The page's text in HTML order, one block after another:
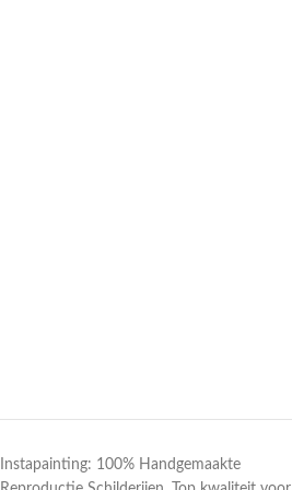
Instapainting: 100% Handgemaakte